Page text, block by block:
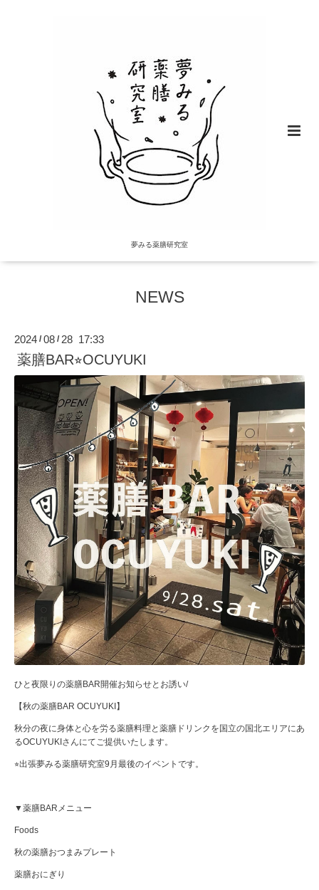
夢みる薬膳研究室
NEWS
2024 /08 / 28 17:33
薬膳BAR⭐︎OCUYUKI
ひと夜限りの薬膳BAR開催お知らせとお誘い/
【秋の薬膳BAR OCUYUKI】
秋分の夜に身体と心を労る薬膳料理と薬膳ドリンクを国立の国北エリアにあ
るOCUYUKIさんにてご提供いたします。
⭐︎出張夢みる薬膳研究室9月最後のイベントです。
▼薬膳BARメニュー
Foods
秋の薬膳おつまみプレート
薬膳おにぎり